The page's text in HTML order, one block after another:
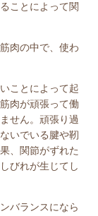
ことによって関
肉の中で、使わ
ことによって起
肉が頑張って働
せん。頑張り過
いでいる腱や靭
、関節がずれた
びれが生じてし
バランスになら